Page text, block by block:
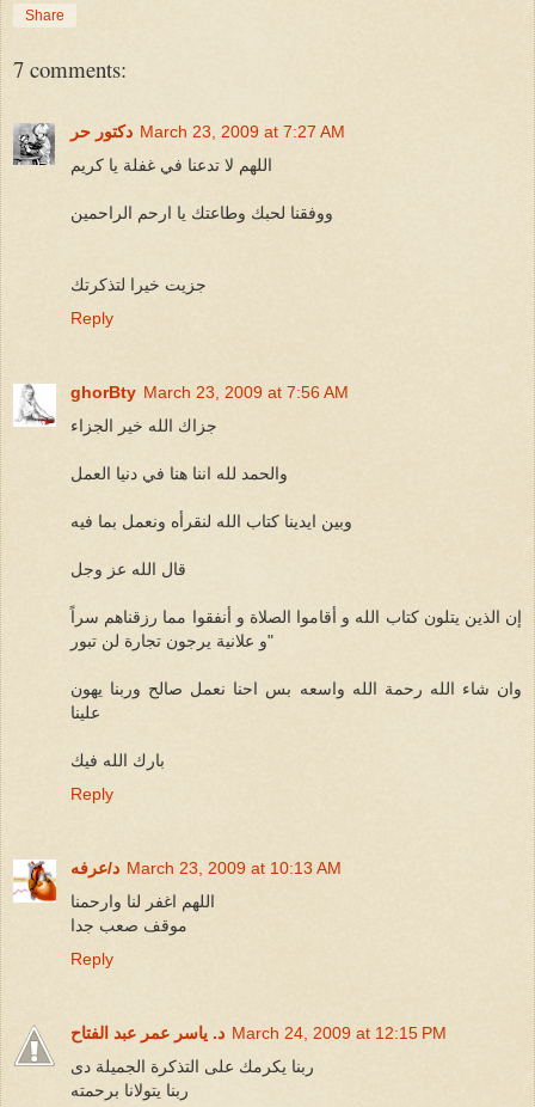
Share
7 comments:
دكتور حر March 23, 2009 at 7:27 AM
اللهم لا تدعنا في غفلة يا كريم
ووفقنا لحبك وطاعتك يا ارحم الراحمين
جزيت خيرا لتذكرتك
Reply
ghorBty March 23, 2009 at 7:56 AM
جزاك الله خير الجزاء
والحمد لله اننا هنا في دنيا العمل
وبين ايدينا كتاب الله لنقرأه ونعمل بما فيه
قال الله عز وجل
إن الذين يتلون كتاب الله و أقاموا الصلاة و أنفقوا مما رزقناهم سراً
و علانية يرجون تجارة لن تبور"
وان شاء الله رحمة الله واسعه بس احنا نعمل صالح وربنا يهون
علينا
بارك الله فيك
Reply
د/عرفه March 23, 2009 at 10:13 AM
اللهم اغفر لنا وارحمنا
موقف صعب جدا
Reply
د. ياسر عمر عبد الفتاح March 24, 2009 at 12:15 PM
ربنا يكرمك على التذكرة الجميلة دى
ربنا يتولانا برحمته